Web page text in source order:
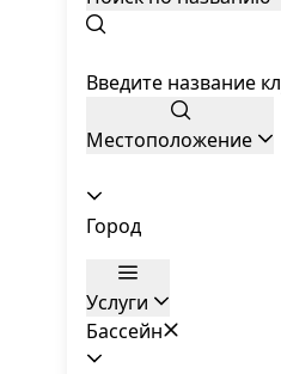
Введите название
Местоположение
Город
Услуги
Бассейн